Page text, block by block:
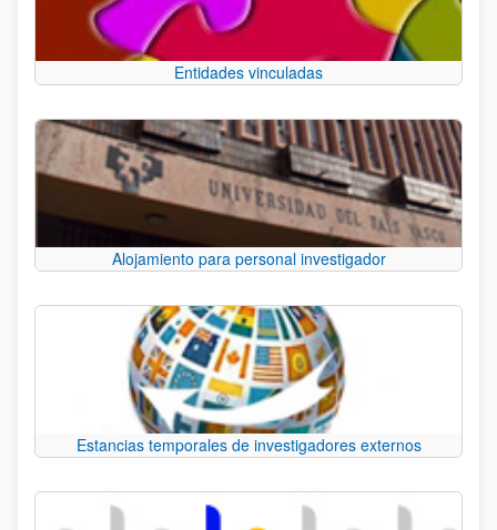
Entidades vinculadas
Alojamiento para personal investigador
Estancias temporales de investigadores externos